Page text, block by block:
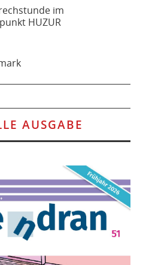
im
HUZUR
AUSGABE